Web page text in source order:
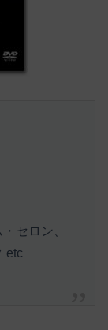
セロン、
etc